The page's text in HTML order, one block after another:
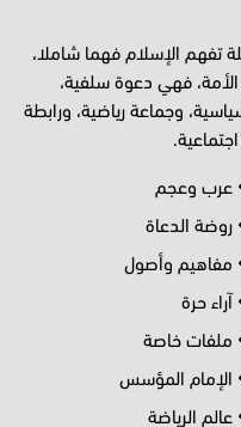
تفهم الإسلام فهما شاملا،
فهي دعوة سلفية،
وجماعة رياضية، ورابطة
عرب وعجم
روضة الدعاة
مفاهيم وأصول
آراء حرة
ملفات خاصة
الإمام المؤسس
عالم الرياضة